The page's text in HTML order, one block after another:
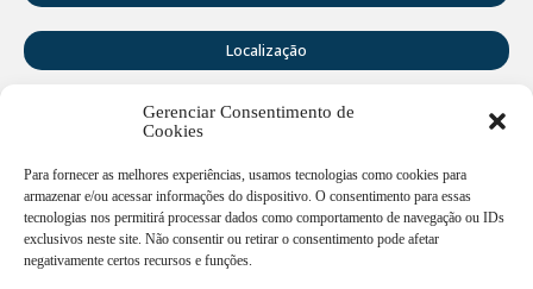
Gerenciar Consentimento de
Cookies
Para fornecer as melhores experiências, usamos tecnologias como cookies para
armazenar e/ou acessar informações do dispositivo. O consentimento para essas
tecnologias nos permitirá processar dados como comportamento de navegação ou IDs
exclusivos neste site. Não consentir ou retirar o consentimento pode afetar
negativamente certos recursos e funções.
Localização
Perguntas Frequentes
Webmail
Rua Doutor Cruz Machado, 205 - Centro - União da Vitória -
PR